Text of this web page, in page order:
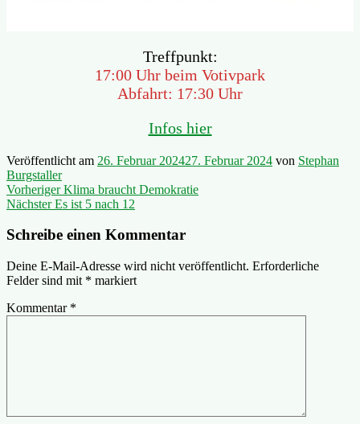
Treffpunkt:
17:00 Uhr beim Votivpark
Abfahrt: 17:30 Uhr
Infos hier
Veröffentlicht am 26. Februar 202427. Februar 2024 von Stephan
Burgstaller
Beitragsnavigation
Vorheriger Vorheriger
Beitrag:
Klima braucht Demokratie
Nächster Nächster
Es ist 5 nach 12
Schreibe einen Kommentar
Deine E-Mail-Adresse wird nicht veröffentlicht. Erforderliche
Felder sind mit * markiert
Kommentar *